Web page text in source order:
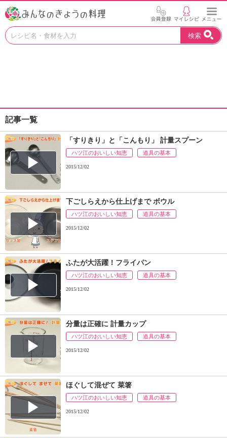
お
見
け
よ
う
エ
デ
シ
ョ
ナ
み
ん
な
う
の
料
検索
記事一覧
「すりきり」と「こんもり」 計量スプーン
ハツ江のおいしい知恵 道具の基本
2015/12/02
下ごしらえから仕上げまで ボウル
ハツ江のおいしい知恵 道具の基本
2015/12/02
ふたが大活躍！フライパン
ハツ江のおいしい知恵 道具の基本
2015/12/02
分量は正確に 計量カップ
ハツ江のおいしい知恵 道具の基本
2015/12/02
ほぐして混ぜて 菜箸
ハツ江のおいしい知恵 道具の基本
2015/12/02